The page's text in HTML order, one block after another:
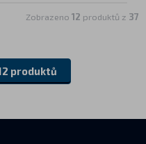
Zobrazeno 12 produktů z 37
produktů